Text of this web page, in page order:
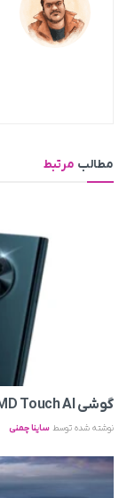
مطالب مرتبط
گوشی HMD Touch AI وارد بازار جهانی می‌ شود
نوشته شده توسط ساینا چمنی